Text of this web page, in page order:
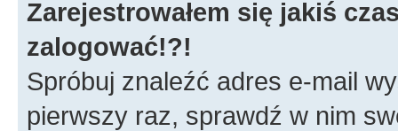
Zarejestrowałem się jakiś
zalogować!?!
Spróbuj znaleźć adres e-mail
pierwszy raz, sprawdź w nim